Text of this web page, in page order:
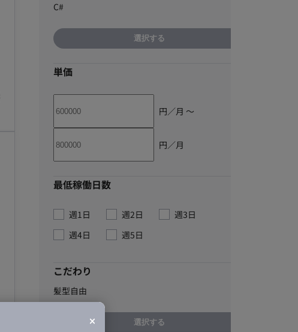
C#
選択する
単価
円／月 〜
円／月
最低稼働日数
週1日 週2日
週3日
週4日
週5日
こだわり
髪型自由
選択する